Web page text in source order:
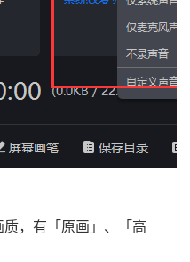
，有「原画」、「高